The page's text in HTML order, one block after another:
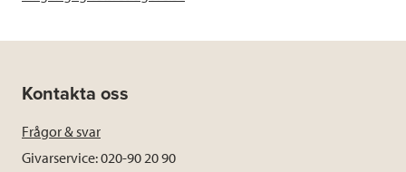
Kontakta oss
Frågor & svar
Givarservice: 020-90 20 90